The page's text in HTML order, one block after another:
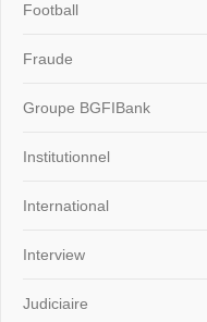
Football
Fraude
Groupe BGFIBank
Institutionnel
International
Interview
Judiciaire